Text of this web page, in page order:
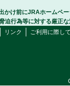
かけ前にJRAホームペ
迫行為等に対する厳正
リンク ご利用に際し